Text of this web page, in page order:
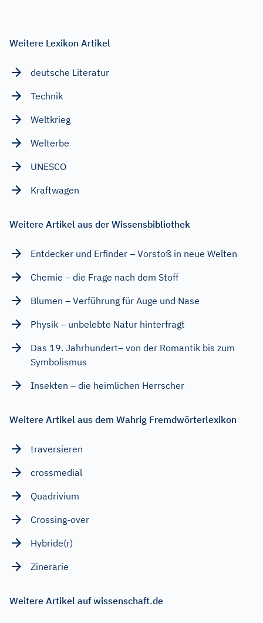
Weitere Lexikon Artikel
deutsche Literatur
Technik
Weltkrieg
Welterbe
UNESCO
Kraftwagen
Weitere Artikel aus der Wissensbibliothek
Entdecker und Erfinder – Vorstoß in neue Welten
Chemie – die Frage nach dem Stoff
Blumen – Verführung für Auge und Nase
Physik – unbelebte Natur hinterfragt
Das 19. Jahrhundert– von der Romantik bis zum
Symbolismus
Insekten – die heimlichen Herrscher
Weitere Artikel aus dem Wahrig Fremdwörterlexikon
traversieren
crossmedial
Quadrivium
Crossing-over
Hybride(r)
Zinerarie
Weitere Artikel auf wissenschaft.de